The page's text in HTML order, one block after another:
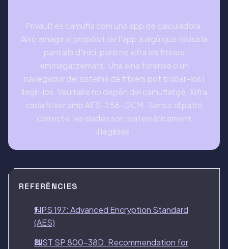
Privault es camufla com una app de calculadora.
Això amaga el propòsit de l'app a algú que revisa la
pantalla d'inici, però no xifra els fitxers
emmagatzemats. Una eina forense o un
navegador del sistema de fitxers pot trobar-los i
llegir-los. Vaultaire no depèn del camuflatge. Xifra
cada fitxer amb AES-256-GCM. Sense el patró
correcte, les dades són matemàticament
il·legibles.
REFERÈNCIES
FIPS 197: Advanced Encryption Standard
(AES)
NIST SP 800-38D: Recommendation for